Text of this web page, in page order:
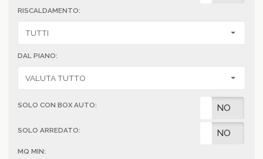
RISCALDAMENTO:
DAL PIANO:
SOLO CON BOX AUTO: NO
SOLO ARREDATO: NO
MQ MIN: